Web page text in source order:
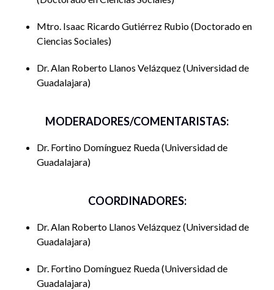
Isaac Ricardo Gutiérrez Rubio,
Alan Roberto Llanos Velázquez,
Estancia Posdoctoral (ponente)
Fortino Domínguez Rueda,coordinador de la
comentador)
Alan Roberto Llanos Velázquez,
Justificación
La propuesta busca generar un espacio de intercambio y
reflexión en torno a los aportes de la
Mtro. Isaac Ricardo Gutiérrez Rubio Doctorado en
Ciencias Sociales
Dr. Alan Roberto Llanos Velázquez Universidad de
Guadalajara
MODERADORES/COMENTARISTAS:
Dr. Fortino Domínguez Rueda Universidad de
Guadalajara
COORDINADORES:
Dr. Alan Roberto Llanos Velázquez Universidad de
Guadalajara
Dr. Fortino Domínguez Rueda Universidad de
Guadalajara